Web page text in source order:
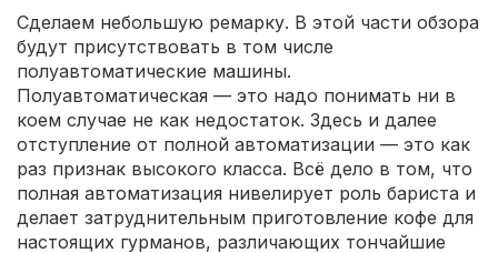
Сделаем небольшую ремарку. В этой части обзора
будут присутствовать в том числе
полуавтоматические машины.
Полуавтоматическая — это надо понимать ни в
коем случае не как недостаток. Здесь и далее
отступление от полной автоматизации — это как
раз признак высокого класса. Всё дело в том, что
полная автоматизация нивелирует роль бариста и
делает затруднительным приготовление кофе для
настоящих гурманов, различающих тончайшие